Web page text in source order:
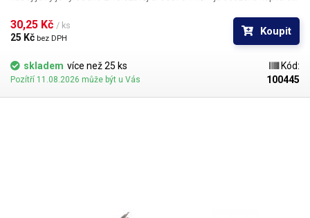
povrchu a přesné dodržení vnitřních průměrů jehly a proto je povrch
kapiláry elektrolyticky leštěn.
30,25 Kč / ks
25 Kč bez DPH
Koupit
skladem více než 25 ks
Pozítří 11.08.2026 může být u Vás
Kód:
100445